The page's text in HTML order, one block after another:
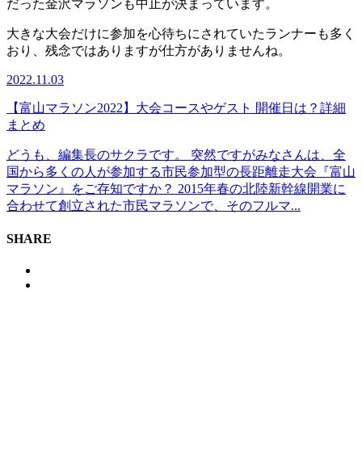
だった金沢マラソンも中止が決まっています。
大きな大会だけに参加を心待ちにされていたランナーも多く
おり、残念ではありますが仕方がありませんね。
2022.11.03
【富山マラソン2022】大会コースやゲスト 開催日は？詳細
まとめ
どうも、編集長のサクラです。 突然ですがみなさんは、全
国から多くの人が参加する市民参加型の長距離走大会『富山
マラソン』をご存知ですか？ 2015年春の北陸新幹線開業に
合わせて創立された市民マラソンで、そのフルマ...
SHARE